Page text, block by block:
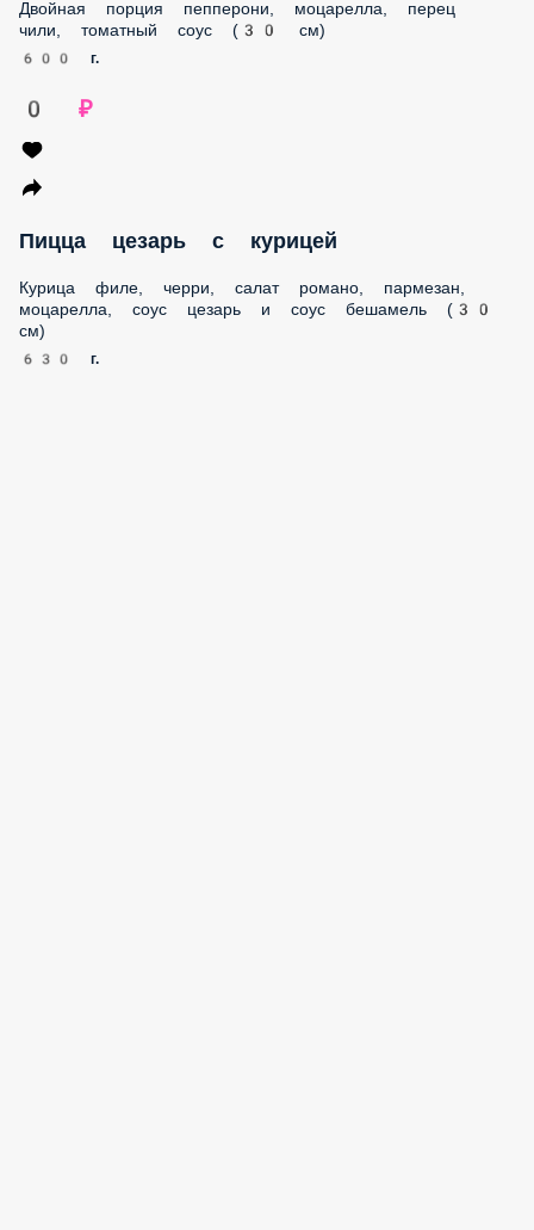
Двойная порция пепперони, моцарелла, перец
чили, томатный соус (30 см)
600 г.
0 ₽
Пицца цезарь с курицей
Курица филе, черри, салат романо, пармезан,
моцарелла, соус цезарь и соус бешамель (30
см)
630 г.